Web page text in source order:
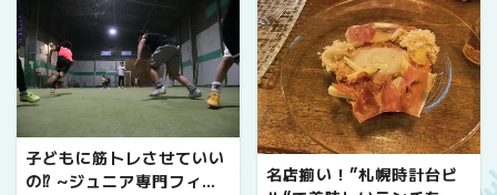
子どもに筋トレさせていい
の⁉ ~ジュニア専門フィジ
名店揃い！”札幌時計台ビ